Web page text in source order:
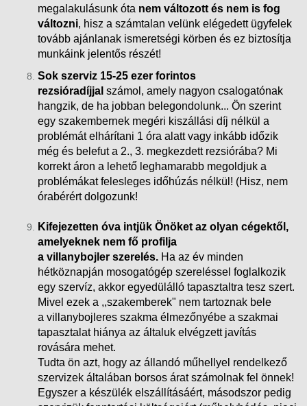
megalakulásunk óta nem változott és nem is fog
változni, hisz a számtalan velünk elégedett ügyfelek
tovább ajánlanak ismeretségi körben és ez biztosítja
munkáink jelentős részét!
Sok szerviz 15-25 ezer forintos
rezsióradíjjal számol, amely nagyon csalogatónak
hangzik, de ha jobban belegondolunk... Ön szerint
egy szakembernek megéri kiszállási díj nélkül a
problémát elhárítani 1 óra alatt vagy inkább időzik
még és belefut a 2., 3. megkezdett rezsiórába? Mi
korrekt áron a lehető leghamarabb megoldjuk a
problémákat felesleges időhúzás nélkül! (Hisz, nem
órabérért dolgozunk!
Kifejezetten óva intjük Önöket az olyan cégektől,
amelyeknek nem fő profilja
a villanybojler szerelés. Ha az év minden
hétköznapján mosogatógép szereléssel foglalkozik
egy szervíz, akkor egyedülálló tapasztaltra tesz szert.
Mivel ezek a ,,szakemberek" nem tartoznak bele
a villanybojleres szakma élmezőnyébe a szakmai
tapasztalat hiánya az általuk elvégzett javítás
rovására mehet.
Tudta ön azt, hogy az állandó műhellyel rendelkező
szervizek általában borsos árat számolnak fel önnek!
Egyszer a készülék elszállításáért, másodszor pedig